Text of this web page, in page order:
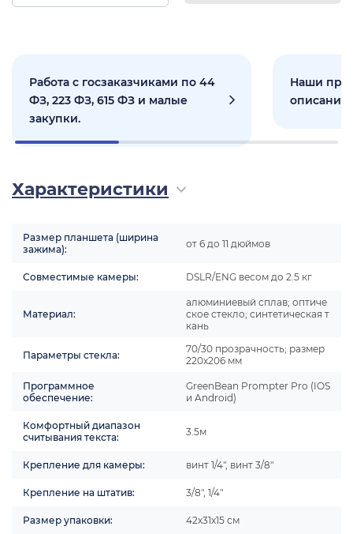
Работа с госзаказчиками по 44
ФЗ, 223 ФЗ, 615 ФЗ и малые
закупки.
Наши
Характеристики
Размер планшета (ширина
зажима):
от 6 до 11 дюймов
Совместимые камеры: DSLR/ENG весом до 2.5 кг
Материал:
алюминиевый сплав; оптиче
ское стекло; синтетическая т
кань
Параметры стекла:
70/30 прозрачность; размер
220x206 мм
Программное
обеспечение:
GreenBean Prompter Pro (IOS
и Android)
Комфортный диапазон
считывания текста:
3.5м
Крепление для камеры: винт 1/4", винт 3/8"
Крепление на штатив: 3/8", 1/4"
Размер упаковки: 42х31х15 см